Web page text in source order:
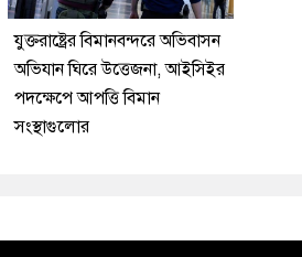
যুক্তরাষ্ট্রের বিমানবন্দরে অভিবাসন
অভিযান ঘিরে উত্তেজনা, আইসিইর
পদক্ষেপে আপত্তি বিমান
সংস্থাগুলোর